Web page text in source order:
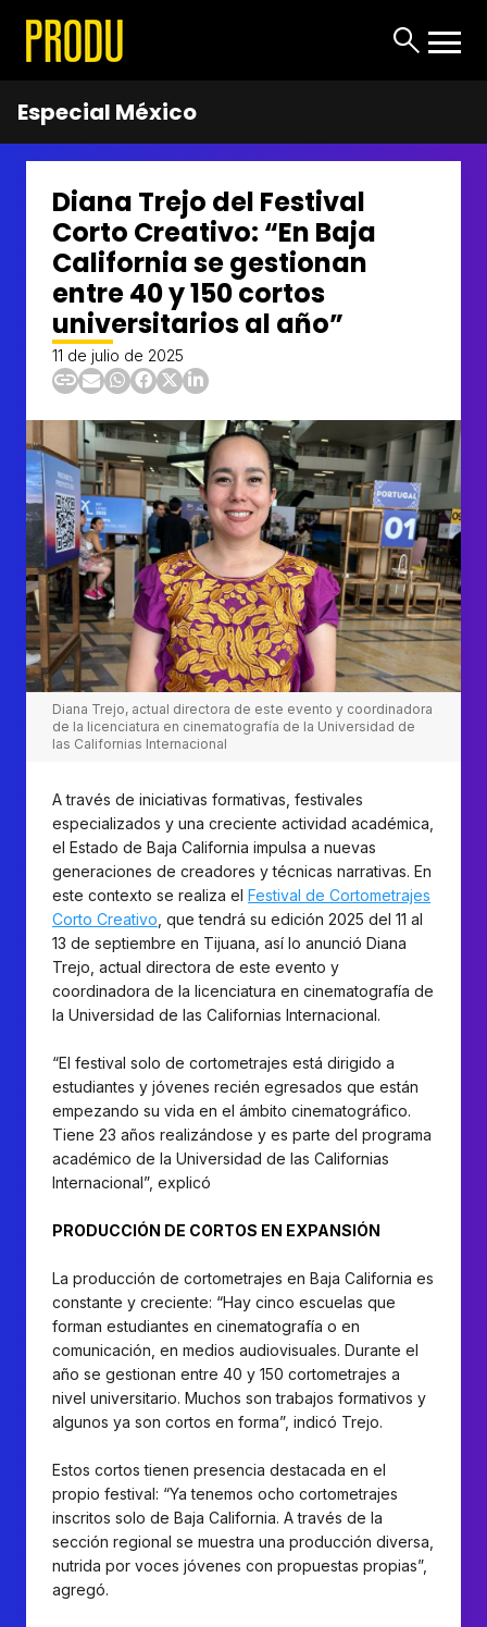
Especial México
Diana Trejo del Festival
Corto Creativo: “En Baja
California se gestionan
entre 40 y 150 cortos
universitarios al año”
11 de julio de 2025
Diana Trejo, actual directora de este evento y coordinadora
de la licenciatura en cinematografía de la Universidad de
las Californias Internacional
A través de iniciativas formativas, festivales
especializados y una creciente actividad académica,
el Estado de Baja California impulsa a nuevas
generaciones de creadores y técnicas narrativas. En
este contexto se realiza el Festival de Cortometrajes
Corto Creativo, que tendrá su edición 2025 del 11 al
13 de septiembre en Tijuana, así lo anunció Diana
Trejo, actual directora de este evento y
coordinadora de la licenciatura en cinematografía de
la Universidad de las Californias Internacional.
“El festival solo de cortometrajes está dirigido a
estudiantes y jóvenes recién egresados que están
empezando su vida en el ámbito cinematográfico.
Tiene 23 años realizándose y es parte del programa
académico de la Universidad de las Californias
Internacional”, explicó
PRODUCCIÓN DE CORTOS EN EXPANSIÓN
La producción de cortometrajes en Baja California es
constante y creciente: “Hay cinco escuelas que
forman estudiantes en cinematografía o en
comunicación, en medios audiovisuales. Durante el
año se gestionan entre 40 y 150 cortometrajes a
nivel universitario. Muchos son trabajos formativos y
algunos ya son cortos en forma”, indicó Trejo.
Estos cortos tienen presencia destacada en el
propio festival: “Ya tenemos ocho cortometrajes
inscritos solo de Baja California. A través de la
sección regional se muestra una producción diversa,
nutrida por voces jóvenes con propuestas propias”,
agregó.